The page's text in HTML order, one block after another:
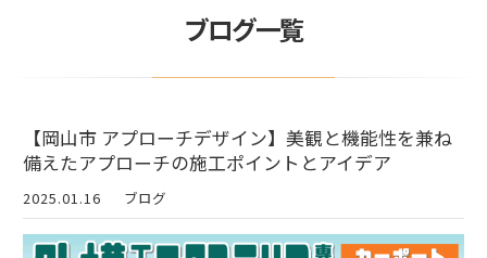
ブログ一覧
【岡山市 アプローチデザイン】美観と機能性を兼ね
備えたアプローチの施工ポイントとアイデア
2025.01.16 ブログ